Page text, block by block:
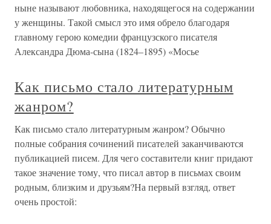
ныне называют любовника, находящегося на содержании
у женщины. Такой смысл это имя обрело благодаря
главному герою комедии французского писателя
Александра Дюма-сына (1824–1895) «Мосье
Как письмо стало литературным
жанром?
Как письмо стало литературным жанром? Обычно
полные собрания сочинений писателей заканчиваются
публикацией писем. Для чего составители книг придают
такое значение тому, что писал автор в письмах своим
родным, близким и друзьям?На первый взгляд, ответ
очень простой: